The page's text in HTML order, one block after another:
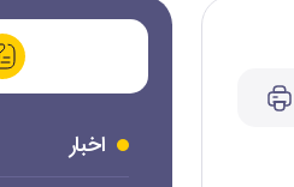
اخبار